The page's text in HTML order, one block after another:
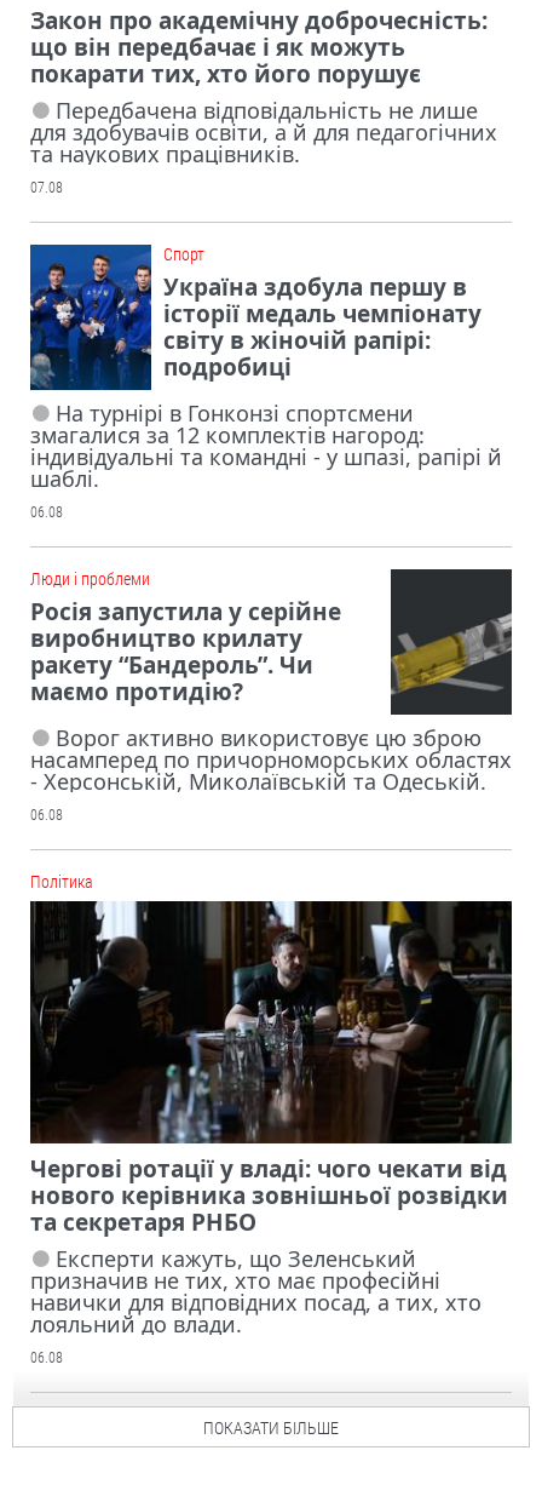
Закон про академічну доброчесність:
що він передбачає і як можуть
покарати тих, хто його порушує
Передбачена відповідальність не лише
для здобувачів освіти, а й для педагогічних
та наукових працівників.
07.08
Cпорт
Україна здобула першу в
історії медаль чемпіонату
світу в жіночій рапірі:
подробиці
На турнірі в Гонконзі спортсмени
змагалися за 12 комплектів нагород:
індивідуальні та командні - у шпазі, рапірі й
шаблі.
06.08
Люди і проблеми
Росія запустила у серійне
виробництво крилату
ракету “Бандероль”. Чи
маємо протидію?
Ворог активно використовує цю зброю
насамперед по причорноморських областях
- Херсонській, Миколаївській та Одеській.
06.08
Політика
Чергові ротації у владі: чого чекати від
нового керівника зовнішньої розвідки
та секретаря РНБО
Експерти кажуть, що Зеленський
призначив не тих, хто має професійні
навички для відповідних посад, а тих, хто
лояльний до влади.
06.08
ПОКАЗАТИ БІЛЬШЕ